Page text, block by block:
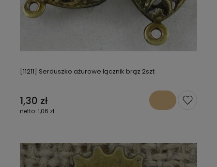
[11211] Serduszko ażurowe łącznik brąz 2szt
1,30 zł
1,06 zł